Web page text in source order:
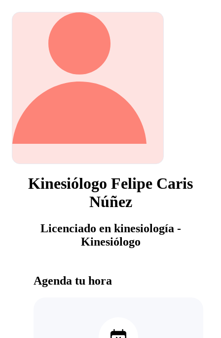
Kinesiólogo Felipe Caris
Núñez
Licenciado en kinesiología -
Kinesiólogo
Agenda tu hora